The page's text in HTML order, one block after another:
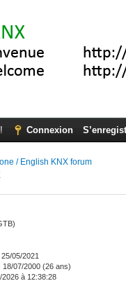
Connexion
/ English KNX forum
25/05/2021
18/07/2000 (26 ans)
2026 à 12:38:28